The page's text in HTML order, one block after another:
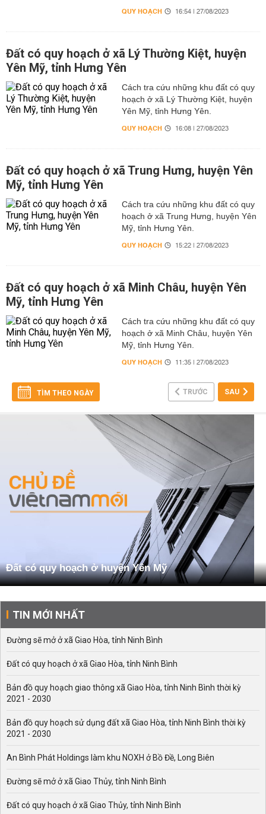
QUY HOẠCH 16:54 | 27/08/2023
Đất có quy hoạch ở xã Lý Thường Kiệt, huyện
Yên Mỹ, tỉnh Hưng Yên
Cách tra cứu những khu đất có quy
hoạch ở xã Lý Thường Kiệt, huyện
Yên Mỹ, tỉnh Hưng Yên.
QUY HOẠCH 16:08 | 27/08/2023
Đất có quy hoạch ở xã Trung Hưng, huyện Yên
Mỹ, tỉnh Hưng Yên
Cách tra cứu những khu đất có quy
hoạch ở xã Trung Hưng, huyện Yên
Mỹ, tỉnh Hưng Yên.
QUY HOẠCH 15:22 | 27/08/2023
Đất có quy hoạch ở xã Minh Châu, huyện Yên
Mỹ, tỉnh Hưng Yên
Cách tra cứu những khu đất có quy
hoạch ở xã Minh Châu, huyện Yên
Mỹ, tỉnh Hưng Yên.
QUY HOẠCH 11:35 | 27/08/2023
TÌM THEO NGÀY TRƯỚC SAU
Đất có quy hoạch ở huyện Yên Mỹ
TIN MỚI NHẤT
Đường sẽ mở ở xã Giao Hòa, tỉnh Ninh Bình
Đất có quy hoạch ở xã Giao Hòa, tỉnh Ninh Bình
Bản đồ quy hoạch giao thông xã Giao Hòa, tỉnh Ninh Bình thời kỳ
2021 - 2030
Bản đồ quy hoạch sử dụng đất xã Giao Hòa, tỉnh Ninh Bình thời kỳ
2021 - 2030
An Bình Phát Holdings làm khu NOXH ở Bồ Đề, Long Biên
Đường sẽ mở ở xã Giao Thủy, tỉnh Ninh Bình
Đất có quy hoạch ở xã Giao Thủy, tỉnh Ninh Bình